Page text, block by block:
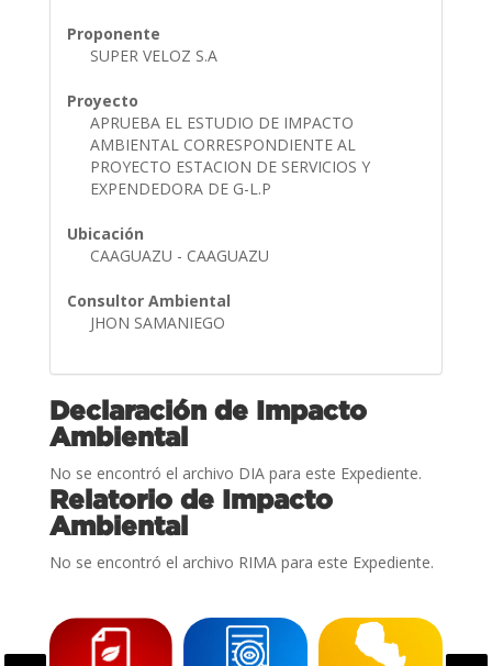
Proponente
SUPER VELOZ S.A
Proyecto
APRUEBA EL ESTUDIO DE IMPACTO
AMBIENTAL CORRESPONDIENTE AL
PROYECTO ESTACION DE SERVICIOS Y
EXPENDEDORA DE G-L.P
Ubicación
CAAGUAZU - CAAGUAZU
Consultor Ambiental
JHON SAMANIEGO
Declaración de Impacto
Ambiental
No se encontró el archivo DIA para este Expediente.
Relatorio de Impacto
Ambiental
No se encontró el archivo RIMA para este Expediente.